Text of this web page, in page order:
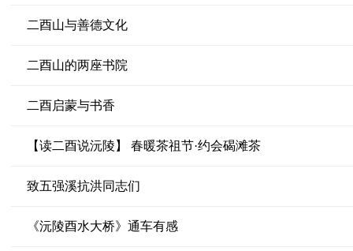
二酉山与善德文化
二酉山的两座书院
二酉启蒙与书香
【读二酉说沅陵】 春暖茶祖节·约会碣滩茶
致五强溪抗洪同志们
《沅陵酉水大桥》通车有感